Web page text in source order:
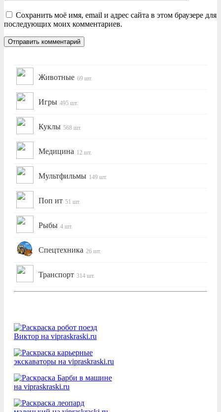
Сохранить моё имя, email и адрес сайта в этом браузере для
последующих моих комментариев.
Животные 69 шт.
Игры 495 шт.
Куклы 568 шт.
Медицина 12 шт.
Мультфильмы 149 шт.
Поп ит 51 шт.
Рыбы 4 шт.
Спецтехника 26 шт.
Транспорт 314 шт.